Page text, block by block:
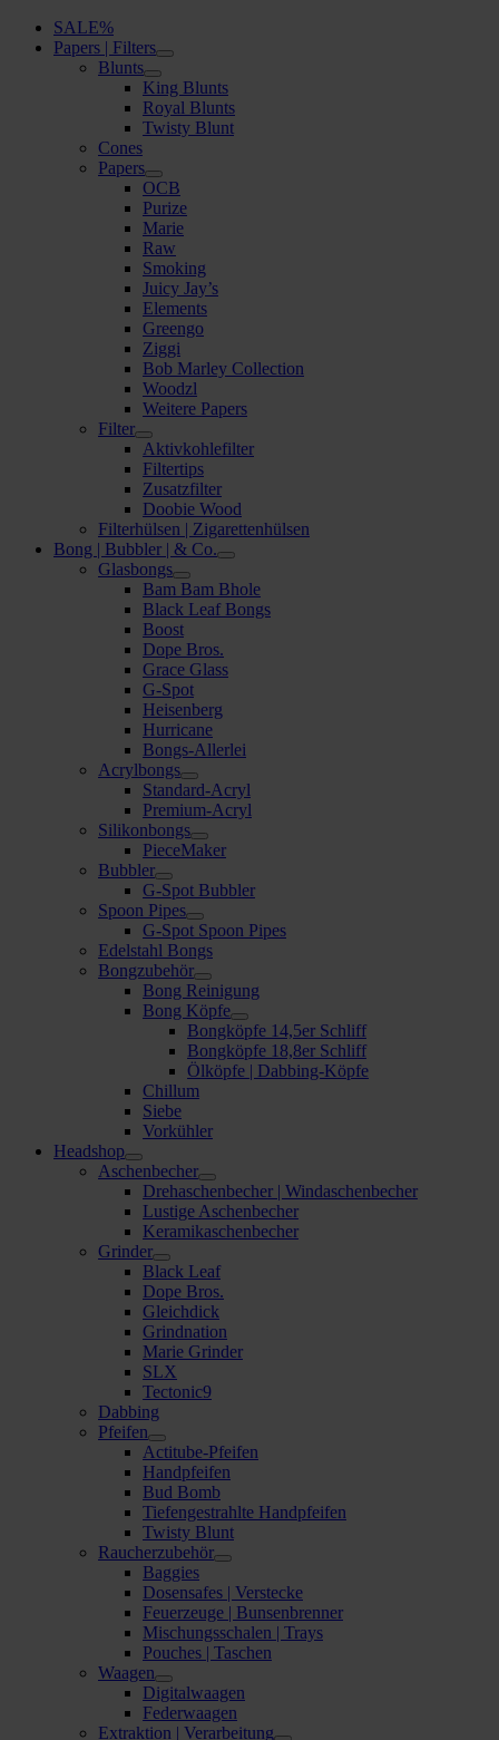
SALE%
Papers | Filters
Blunts
King Blunts
Royal Blunts
Twisty Blunt
Cones
Papers
OCB
Purize
Marie
Raw
Smoking
Juicy Jay’s
Elements
Greengo
Ziggi
Bob Marley Collection
Woodzl
Weitere Papers
Filter
Aktivkohlefilter
Filtertips
Zusatzfilter
Doobie Wood
Filterhülsen | Zigarettenhülsen
Bong | Bubbler | & Co.
Glasbongs
Bam Bam Bhole
Black Leaf Bongs
Boost
Dope Bros.
Grace Glass
G-Spot
Heisenberg
Hurricane
Bongs-Allerlei
Acrylbongs
Standard-Acryl
Premium-Acryl
Silikonbongs
PieceMaker
Bubbler
G-Spot Bubbler
Spoon Pipes
G-Spot Spoon Pipes
Edelstahl Bongs
Bongzubehör
Bong Reinigung
Bong Köpfe
Bongköpfe 14,5er Schliff
Bongköpfe 18,8er Schliff
Ölköpfe | Dabbing-Köpfe
Chillum
Siebe
Vorkühler
Headshop
Aschenbecher
Drehaschenbecher | Windaschenbecher
Lustige Aschenbecher
Keramikaschenbecher
Grinder
Black Leaf
Dope Bros.
Gleichdick
Grindnation
Marie Grinder
SLX
Tectonic9
Dabbing
Pfeifen
Actitube-Pfeifen
Handpfeifen
Bud Bomb
Tiefengestrahlte Handpfeifen
Twisty Blunt
Raucherzubehör
Baggies
Dosensafes | Verstecke
Feuerzeuge | Bunsenbrenner
Mischungsschalen | Trays
Pouches | Taschen
Waagen
Digitalwaagen
Federwaagen
Extraktion | Verarbeitung